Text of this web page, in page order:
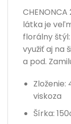
látka je
florálny
využiť aj na
a pod.
Zloženie:
viskoza
Šírka: